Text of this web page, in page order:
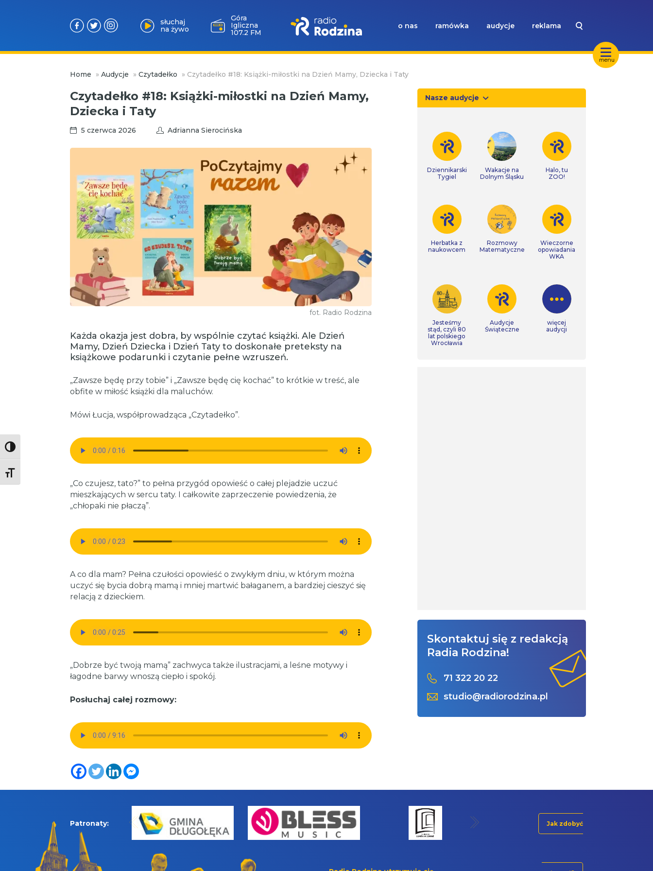
Toggle High Contrast
Toggle Font size
menu
słuchaj
na żywo
Góra
Igliczna
107.2 FM
o nas ramówka audycje reklama
Home » Audycje » Czytadełko » Czytadełko #18: Książki-miłostki na Dzień Mamy, Dziecka i Taty
Czytadełko #18: Książki-miłostki na Dzień Mamy,
Dziecka i Taty
5 czerwca 2026 Adrianna Sierocińska
fot. Radio Rodzina
Każda okazja jest dobra, by wspólnie czytać książki. Ale Dzień
Mamy, Dzień Dziecka i Dzień Taty to doskonałe preteksty na
książkowe podarunki i czytanie pełne wzruszeń.
„Zawsze będę przy tobie” i „Zawsze będę cię kochać” to krótkie w treść, ale
obfite w miłość książki dla maluchów.
Mówi Łucja, współprowadząca „Czytadełko”.
„Co czujesz, tato?” to pełna przygód opowieść o całej plejadzie uczuć
mieszkających w sercu taty. I całkowite zaprzeczenie powiedzenia, że
„chłopaki nie płaczą”.
A co dla mam? Pełna czułości opowieść o zwykłym dniu, w którym można
uczyć się bycia dobrą mamą i mniej martwić bałaganem, a bardziej cieszyć się
relacją z dzieckiem.
„Dobrze być twoją mamą” zachwyca także ilustracjami, a leśne motywy i
łagodne barwy wnoszą ciepło i spokój.
Posłuchaj całej rozmowy:
Nasze audycje
Dziennikarski
Tygiel
Wakacje na
Dolnym Śląsku
Halo, tu
ZOO!
Herbatka z
naukowcem
Rozmowy
Matematyczne
Wieczorne
opowiadania
WKA
Jesteśmy
stąd, czyli 80
lat polskiego
Wrocławia
Audycje
Świąteczne
więcej
audycji
Skontaktuj się z redakcją
Radia Rodzina!
71 322 20 22
studio@radiorodzina.pl
Patronaty: Jak zdobyć